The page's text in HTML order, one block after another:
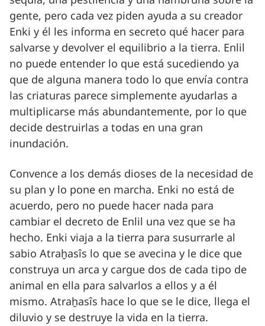
gente, pero cada vez piden ayuda a su creador
Enki y él les informa en secreto qué hacer para
salvarse y devolver el equilibrio a la tierra. Enlil
no puede entender lo que está sucediendo ya
que de alguna manera todo lo que envía contra
las criaturas parece simplemente ayudarlas a
multiplicarse más abundantemente, por lo que
decide destruirlas a todas en una gran
inundación.
Convence a los demás dioses de la necesidad de
su plan y lo pone en marcha. Enki no está de
acuerdo, pero no puede hacer nada para
cambiar el decreto de Enlil una vez que se ha
hecho. Enki viaja a la tierra para susurrarle al
sabio Atraḫasîs lo que se avecina y le dice que
construya un arca y cargue dos de cada tipo de
animal en ella para salvarlos a ellos y a él
mismo. Atraḫasîs hace lo que se le dice, llega el
diluvio y se destruye la vida en la tierra.